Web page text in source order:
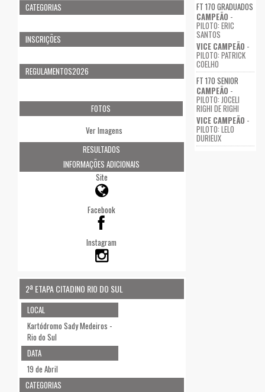
CATEGORIAS
INSCRIÇÕES
REGULAMENTOS2026
FOTOS
Ver Imagens
RESULTADOS
INFORMAÇÕES ADICIONAIS
Site
Facebook
Instagram
2ª ETAPA CITADINO RIO DO SUL
LOCAL
Kartódromo Sady Medeiros -
Rio do Sul
DATA
19 de Abril
CATEGORIAS
FT 170 GRADUADOS
CAMPEÃO -
PILOTO: ERIC
SANTOS
VICE CAMPEÃO -
PILOTO: PATRICK
COELHO
FT 170 SENIOR
CAMPEÃO -
PILOTO: JOCELI
RIGHI DE RIGHI
VICE CAMPEÃO -
PILOTO: LELO
DURIEUX